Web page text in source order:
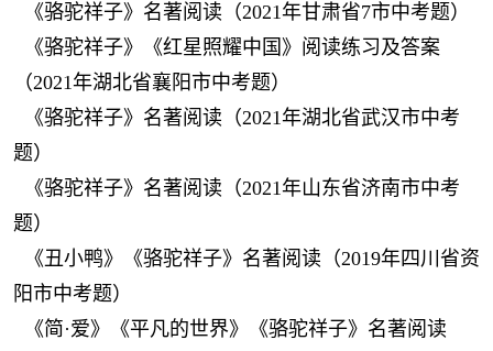
《骆驼祥子》名著阅读（2021年甘肃省7市中考题）
《骆驼祥子》《红星照耀中国》阅读练习及答案
（2021年湖北省襄阳市中考题）
《骆驼祥子》名著阅读（2021年湖北省武汉市中考
题）
《骆驼祥子》名著阅读（2021年山东省济南市中考
题）
《丑小鸭》《骆驼祥子》名著阅读（2019年四川省资
阳市中考题）
《简·爱》《平凡的世界》《骆驼祥子》名著阅读